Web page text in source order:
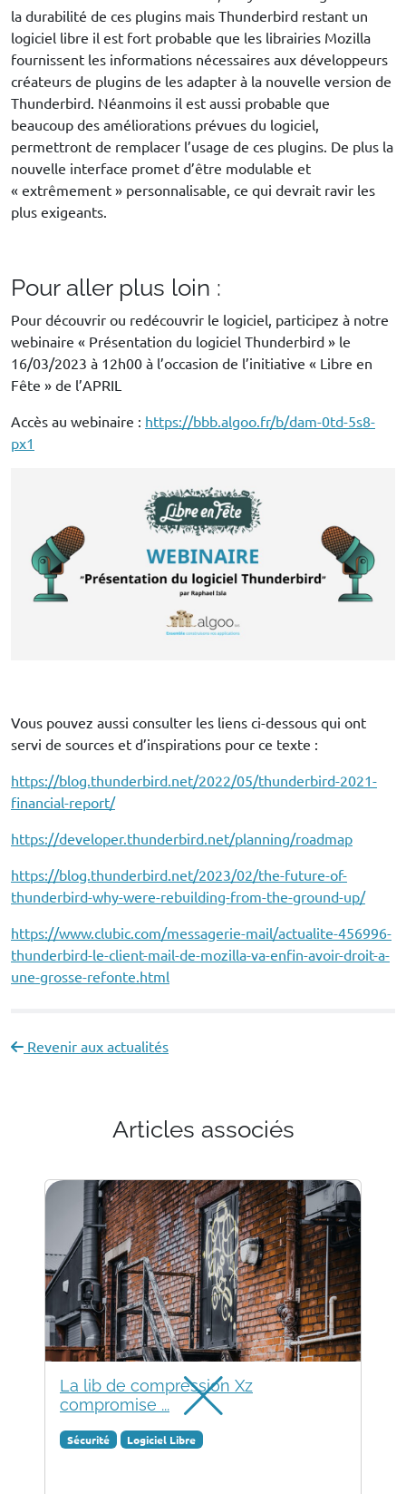
la durabilité de ces plugins mais Thunderbird restant un
logiciel libre il est fort probable que les librairies Mozilla
fournissent les informations nécessaires aux développeurs
créateurs de plugins de les adapter à la nouvelle version de
Thunderbird. Néanmoins il est aussi probable que
beaucoup des améliorations prévues du logiciel,
permettront de remplacer l’usage de ces plugins. De plus la
nouvelle interface promet d’être modulable et
« extrêmement » personnalisable, ce qui devrait ravir les
plus exigeants.
Pour aller plus loin :
Pour découvrir ou redécouvrir le logiciel, participez à notre
webinaire « Présentation du logiciel Thunderbird » le
16/03/2023 à 12h00 à l’occasion de l’initiative « Libre en
Fête » de l’APRIL
Accès au webinaire : https://bbb.algoo.fr/b/dam-0td-5s8-
px1
Vous pouvez aussi consulter les liens ci-dessous qui ont
servi de sources et d’inspirations pour ce texte :
https://blog.thunderbird.net/2022/05/thunderbird-2021-
financial-report/
https://developer.thunderbird.net/planning/roadmap
https://blog.thunderbird.net/2023/02/the-future-of-
thunderbird-why-were-rebuilding-from-the-ground-up/
https://www.clubic.com/messagerie-mail/actualite-456996-
thunderbird-le-client-mail-de-mozilla-va-enfin-avoir-droit-a-
une-grosse-refonte.html
Revenir aux actualités
Articles associés
La lib de compression Xz
compromise ...
Sécurité Logiciel Libre